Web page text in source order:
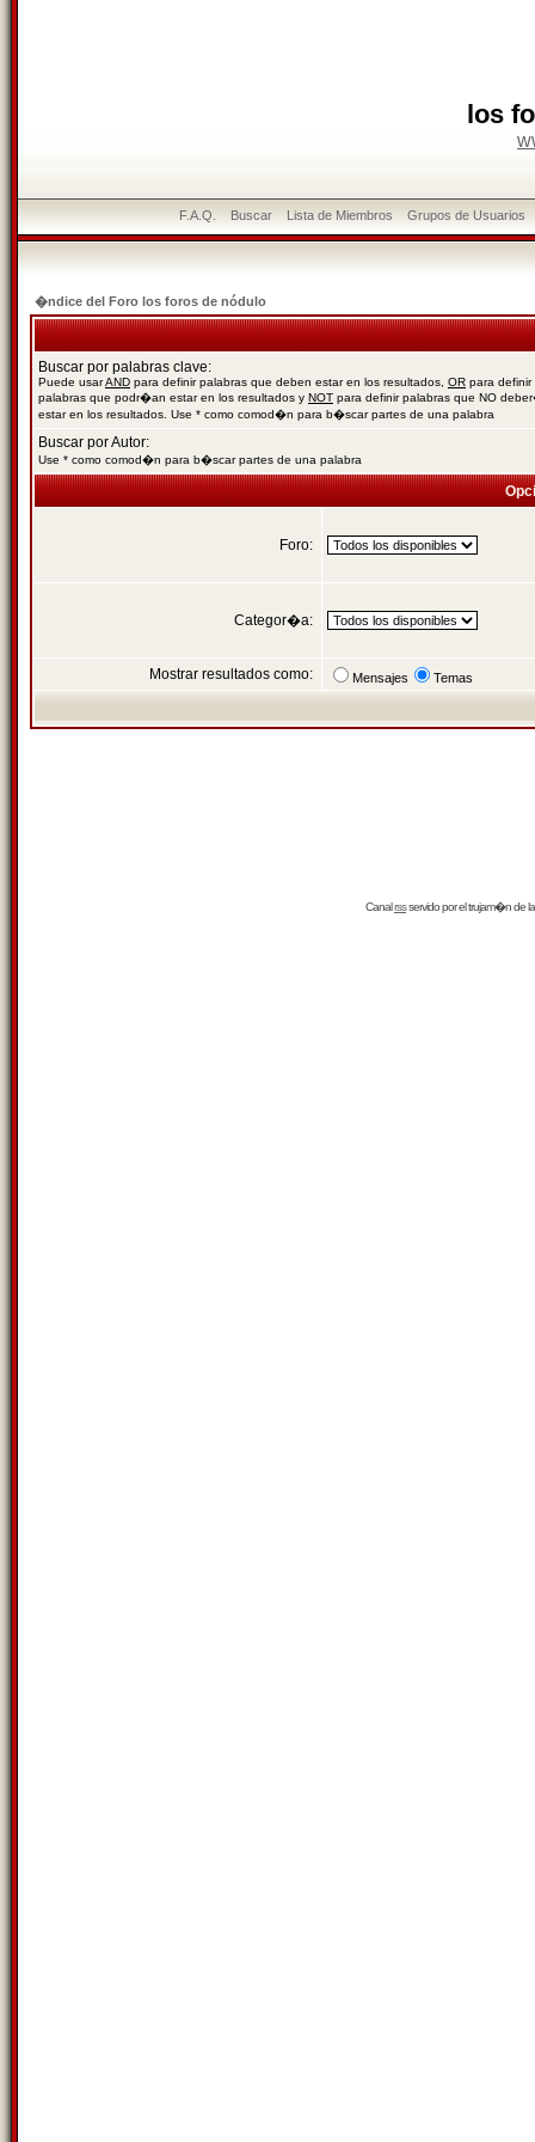
los
F.A.Q. Buscar Lista de Miembros Grupos de Usuarios
�ndice del Foro los foros de nódulo
Buscar por palabras clave:
Puede usarAND para definir palabras que deben estar en los resultados, OR para definir
palabras que podr�an estar en los resultados y NOT para definir palabras que NO
estar en los resultados. Use * como comod�n para b�scar partes de una palabra
Buscar por Autor:
Use * como comod�n para b�scar partes de una palabra
Foro:
Categor�a:
Mostrar resultados como: Mensajes Temas
Canalrssservido por eltrujam�nde